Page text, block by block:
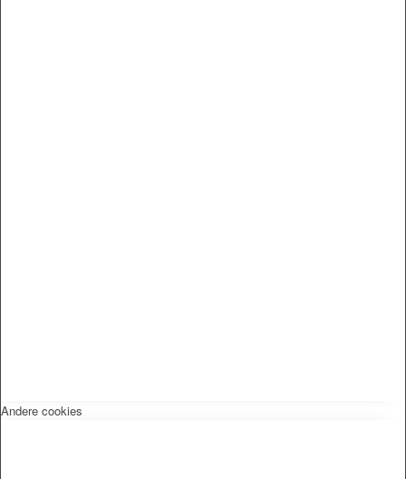
Andere cookies